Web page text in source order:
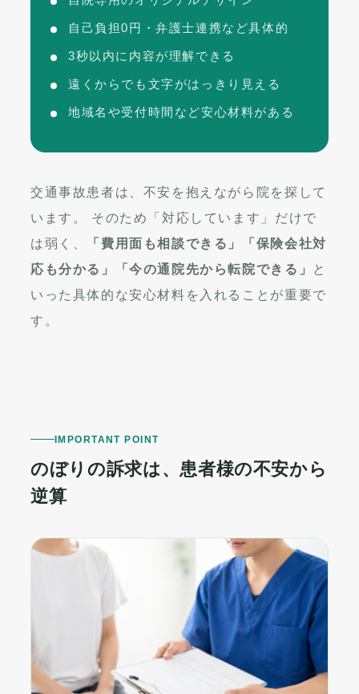
自己負担0円・弁護士連携など具体的
3秒以内に内容が理解できる
遠くからでも文字がはっきり見える
地域名や受付時間など安心材料がある
交通事故患者は、不安を抱えながら院を探して
います。 そのため「対応しています」だけで
は弱く、
「費用面も相談できる」「保険会社対
応も分かる」「今の通院先から転院できる」
と
いった具体的な安心材料を入れることが重要で
す。
IMPORTANT POINT
のぼりの訴求は、患者様の不安から
逆算